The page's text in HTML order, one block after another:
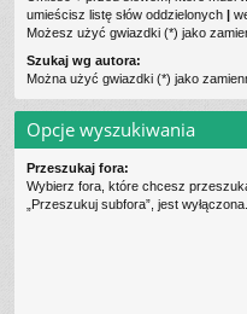
S
umieścisz listę słów oddzielonych |
Możesz użyć gwiazdki (*) jako
Szukaj wg autora:
Można użyć gwiazdki (*) jako
Opcje wyszukiwania
Przeszukaj fora:
Wybierz fora, które chcesz
„Przeszukuj subfora”, jest wyłączona.